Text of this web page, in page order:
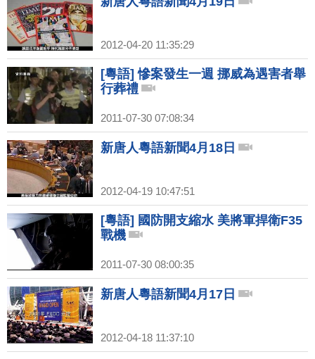
2012-04-20 11:35:29
[粵語] 慘案發生一週 挪威為遇害者舉
行葬禮
2011-07-30 07:08:34
新唐人粵語新聞4月18日
2012-04-19 10:47:51
[粵語] 國防開支縮水 美將軍捍衛F35
戰機
2011-07-30 08:00:35
新唐人粵語新聞4月17日
2012-04-18 11:37:10